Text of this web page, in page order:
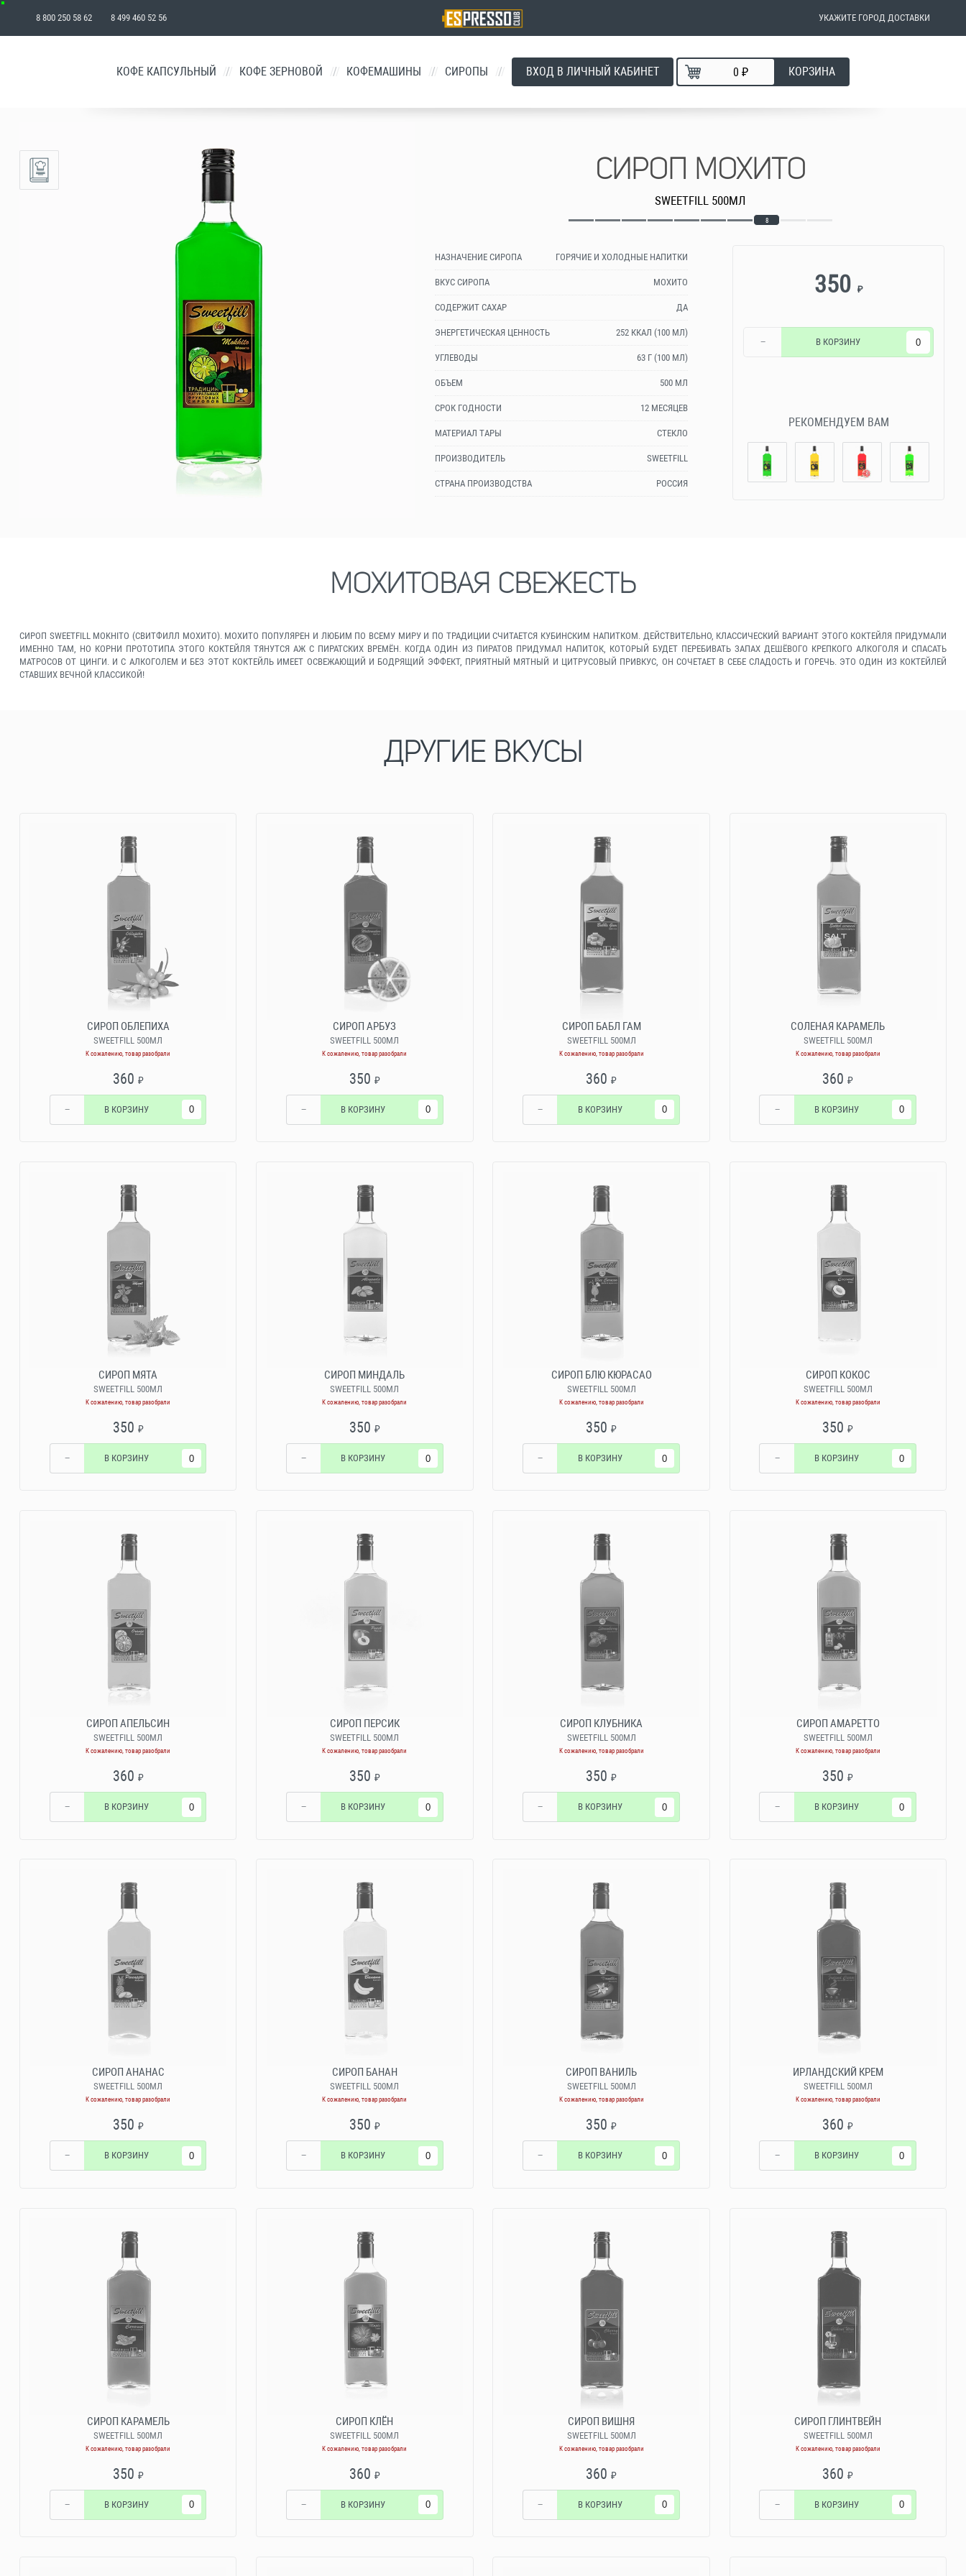
8 800 250 58 62 8 499 460 52 56 УКАЖИТЕ ГОРОД ДОСТАВКИ
КОФЕ КАПСУЛЬНЫЙ / КОФЕ ЗЕРНОВОЙ / КОФЕМАШИНЫ / СИРОПЫ / ВХОД В ЛИЧНЫЙ КАБИНЕТ ₽ КОРЗИНА
СИРОП МОХИТО
SWEETFILL 500МЛ
8
НАЗНАЧЕНИЕ СИРОПА ГОРЯЧИЕ И ХОЛОДНЫЕ НАПИТКИ
ВКУС СИРОПА МОХИТО
СОДЕРЖИТ САХАР ДА
ЭНЕРГЕТИЧЕСКАЯ ЦЕННОСТЬ 252 ККАЛ (100 МЛ)
УГЛЕВОДЫ 63 Г (100 МЛ)
ОБЪЕМ 500 МЛ
СРОК ГОДНОСТИ 12 МЕСЯЦЕВ
МАТЕРИАЛ ТАРЫ СТЕКЛО
ПРОИЗВОДИТЕЛЬ SWEETFILL
СТРАНА ПРОИЗВОДСТВА РОССИЯ
350 ₽
− В КОРЗИНУ
РЕКОМЕНДУЕМ ВАМ
МОХИТОВАЯ СВЕЖЕСТЬ
СИРОП SWEETFILL MOKHITO (СВИТФИЛЛ МОХИТО). МОХИТО ПОПУЛЯРЕН И ЛЮБИМ ПО ВСЕМУ МИРУ И ПО ТРАДИЦИИ СЧИТАЕТСЯ КУБИНСКИМ НАПИТКОМ. ДЕЙСТВИТЕЛЬНО, КЛАССИЧЕСКИЙ ВАРИАНТ ЭТОГО КОКТЕЙЛЯ ПРИДУМАЛИ
ИМЕННО ТАМ, НО КОРНИ ПРОТОТИПА ЭТОГО КОКТЕЙЛЯ ТЯНУТСЯ АЖ С ПИРАТСКИХ ВРЕМЁН. КОГДА ОДИН ИЗ ПИРАТОВ ПРИДУМАЛ НАПИТОК, КОТОРЫЙ БУДЕТ ПЕРЕБИВАТЬ ЗАПАХ ДЕШЁВОГО КРЕПКОГО АЛКОГОЛЯ И СПАСАТЬ
МАТРОСОВ ОТ ЦИНГИ. И С АЛКОГОЛЕМ И БЕЗ ЭТОТ КОКТЕЙЛЬ ИМЕЕТ ОСВЕЖАЮЩИЙ И БОДРЯЩИЙ ЭФФЕКТ, ПРИЯТНЫЙ МЯТНЫЙ И ЦИТРУСОВЫЙ ПРИВКУС, ОН СОЧЕТАЕТ В СЕБЕ СЛАДОСТЬ И ГОРЕЧЬ. ЭТО ОДИН ИЗ КОКТЕЙЛЕЙ
СТАВШИХ ВЕЧНОЙ КЛАССИКОЙ!
ДРУГИЕ ВКУСЫ
СИРОП ОБЛЕПИХА
SWEETFILL 500МЛ
К сожалению, товар разобрали
360 ₽
− В КОРЗИНУ
СИРОП АРБУЗ
SWEETFILL 500МЛ
К сожалению, товар разобрали
350 ₽
− В КОРЗИНУ
СИРОП БАБЛ ГАМ
SWEETFILL 500МЛ
К сожалению, товар разобрали
360₽
− В КОРЗИНУ
СОЛЕНАЯ КАРАМЕЛЬ
SWEETFILL 500МЛ
К сожалению, товар разобрали
360₽
− В КОРЗИНУ
СИРОП МЯТА
SWEETFILL 500МЛ
К сожалению, товар разобрали
350 ₽
− В КОРЗИНУ
СИРОП МИНДАЛЬ
SWEETFILL 500МЛ
К сожалению, товар разобрали
350 ₽
− В КОРЗИНУ
СИРОП БЛЮ КЮРАСАО
SWEETFILL 500МЛ
К сожалению, товар разобрали
350₽
− В КОРЗИНУ
СИРОП КОКОС
SWEETFILL 500МЛ
К сожалению, товар разобрали
350₽
− В КОРЗИНУ
СИРОП АПЕЛЬСИН
SWEETFILL 500МЛ
К сожалению, товар разобрали
360 ₽
− В КОРЗИНУ
СИРОП ПЕРСИК
SWEETFILL 500МЛ
К сожалению, товар разобрали
350 ₽
− В КОРЗИНУ
СИРОП КЛУБНИКА
SWEETFILL 500МЛ
К сожалению, товар разобрали
350₽
− В КОРЗИНУ
СИРОП АМАРЕТТО
SWEETFILL 500МЛ
К сожалению, товар разобрали
350₽
− В КОРЗИНУ
СИРОП АНАНАС
SWEETFILL 500МЛ
К сожалению, товар разобрали
350 ₽
− В КОРЗИНУ
СИРОП БАНАН
SWEETFILL 500МЛ
К сожалению, товар разобрали
350 ₽
− В КОРЗИНУ
СИРОП ВАНИЛЬ
SWEETFILL 500МЛ
К сожалению, товар разобрали
350₽
− В КОРЗИНУ
ИРЛАНДСКИЙ КРЕМ
SWEETFILL 500МЛ
К сожалению, товар разобрали
360₽
− В КОРЗИНУ
СИРОП КАРАМЕЛЬ
SWEETFILL 500МЛ
К сожалению, товар разобрали
350 ₽
− В КОРЗИНУ
СИРОП КЛЁН
SWEETFILL 500МЛ
К сожалению, товар разобрали
360 ₽
− В КОРЗИНУ
СИРОП ВИШНЯ
SWEETFILL 500МЛ
К сожалению, товар разобрали
360₽
− В КОРЗИНУ
СИРОП ГЛИНТВЕЙН
SWEETFILL 500МЛ
К сожалению, товар разобрали
360₽
− В КОРЗИНУ